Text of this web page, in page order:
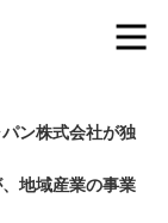
ン株式会社が独
地域産業の事業